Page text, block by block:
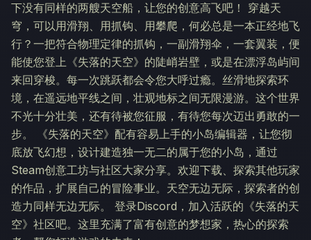
下没有同样的两艘天空船，让您的创意高飞吧！ 穿越天
穹，可以用滑翔、用抓钩、用攀爬，何必总是一本正经地飞
行？一把符合物理定律的抓钩，一副滑翔伞，一套翼装，便
能使您登上《失落的天空》的陡峭岩壁，或是在漂浮岛屿间
来回穿梭。每一次跳跃都会令您大呼过瘾。丝滑地探索环
境，在遥远地平线之间，壮观地标之间无限漫游。这个世界
不光十分壮美，还有待被您征服，有待您每次迈出勇敢的一
步。 《失落的天空》配有容易上手的小岛编辑器，让您彻
底放飞幻想，设计建造独一无二的属于您的小岛，通过
Steam创意工坊与社区大家分享。欢迎下载、探索其他玩家
的作品，扩展自己的冒险事业。天空无边无际，探索者的创
造力同样无边无际。 登录Discord，加入活跃的《失落的天
空》社区吧。这里充满了富有创意的梦想家，热心的探索